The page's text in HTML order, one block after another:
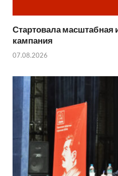
Стартовала
кампания
07.08.2026